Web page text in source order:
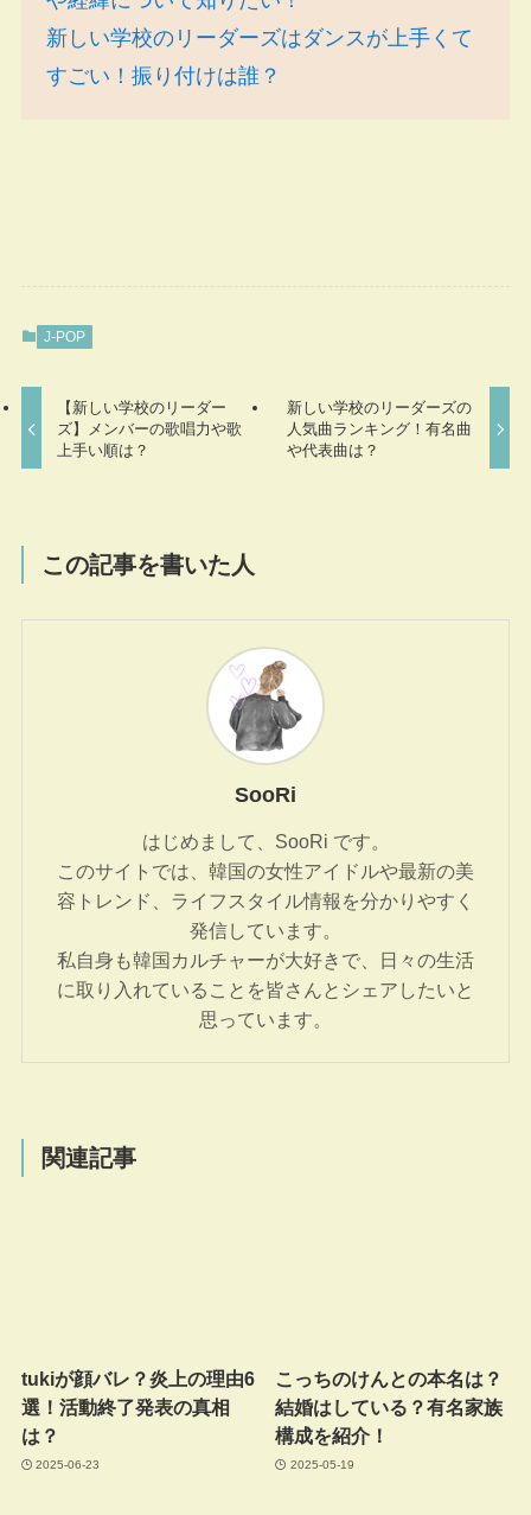
新しい学校のリーダーズはダンスが上手くて
すごい！振り付けは誰？
J-POP
【新しい学校のリーダー
ズ】メンバーの歌唱力や歌
上手い順は？
新しい学校のリーダーズの
人気曲ランキング！有名曲
や代表曲は？
この記事を書いた人
SooRi
はじめまして、SooRi です。
このサイトでは、韓国の女性アイドルや最新の美
容トレンド、ライフスタイル情報を分かりやすく
発信しています。
私自身も韓国カルチャーが大好きで、日々の生活
に取り入れていることを皆さんとシェアしたいと
思っています。
関連記事
tukiが顔バレ？炎上の理由6
選！活動終了発表の真相
は？
2025-06-23
こっちのけんとの本名は？
結婚はしている？有名家族
構成を紹介！
2025-05-19